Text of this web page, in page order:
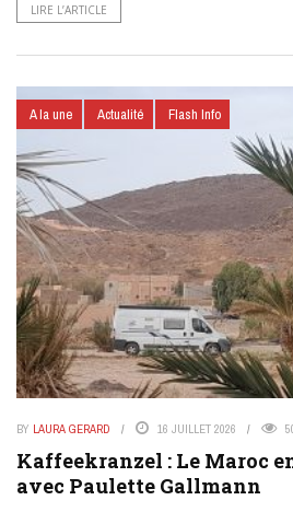
LIRE L’ARTICLE
A la une Actualité Flash Info
BY LAURA GERARD 16 JUILLET 2026
Kaffeekranzel : Le Maroc
avec Paulette Gallmann